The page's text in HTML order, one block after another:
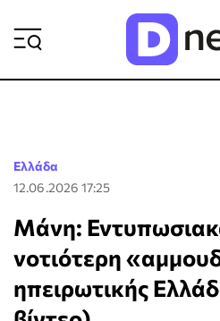
Ελλάδα
12.06.2026 17:25
Μάνη:
νοτιότερη
ηπειρωτικής